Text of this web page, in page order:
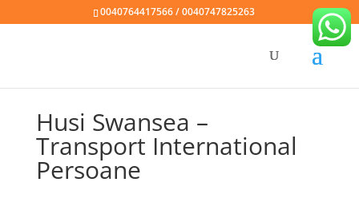
0040764417566 / 0040747825263
Husi Swansea –
Transport International
Persoane